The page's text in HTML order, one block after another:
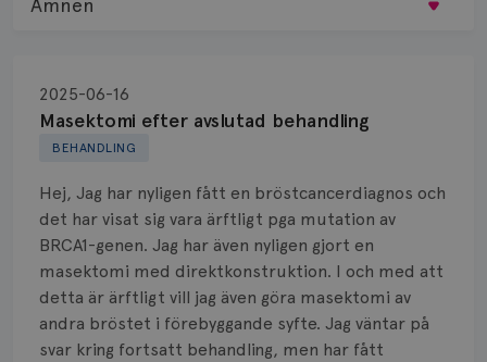
BEHANDLING
Masektomi efter avslutad behandling
2025-06-16
Hej, Jag har nyligen fått en bröstcancerdiagnos och
det har visat sig vara ärftligt pga mutation av
BRCA1-genen. Jag har även nyligen gjort en
masektomi med direktkonstruktion. I och med att
detta är ärftligt vill jag även göra masektomi av
andra bröstet i förebyggande syfte. Jag väntar på
svar kring fortsatt behandling, men har fått
Ämnen
Biopsi
Biverkningar
Bröstvårta
Knöl
Läkemedel
Typ av bröstcancer